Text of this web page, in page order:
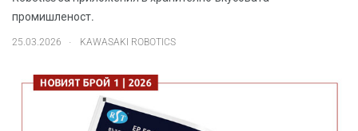
промишленост.
25.03.2026 . KAWASAKI ROBOTICS